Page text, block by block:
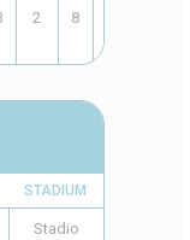
2 8
STADIUM
Stadio